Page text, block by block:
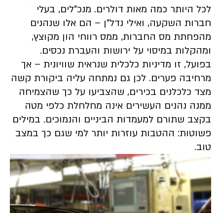
לכל היותר כמה מאות דולרים. מנכ”לים, בעלי
חברות השקעה, ואילי נדל”ן – הם אלו שנהנים
מהפחתת מס החברות, ממס רווחי הון מקוצץ,
ומהקלות במיסוי על ירושות והעברת נכסים.
בפועל, זו מדיניות כלכלית שנראית שוויונית – אך
מרחיבה פערים. לכן גם נמתחה עליה ביקורת קשה
מצד כלכלנים בכירים, שהצביעו על כך שהצמיחה
ממנה נהנים העשירים אינה מחלחלת כלפי מטה
בקצב שתורם למעמדות הביניים והנמוכים. במילים
פשוטות: ההטבות עוזרות יותר למי שגם כך במצב
טוב.